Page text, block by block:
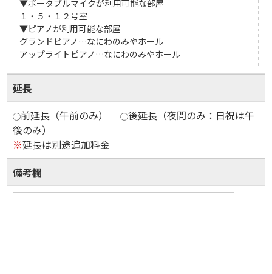
▼ポータブルマイクが利用可能な部屋
１・５・１２号室
▼ピアノが利用可能な部屋
グランドピアノ…なにわのみやホール
アップライトピアノ…なにわのみやホール
延長
前延長（午前のみ）
後延長（夜間のみ：日祝は午
後のみ）
※延長は別途追加料金
備考欄